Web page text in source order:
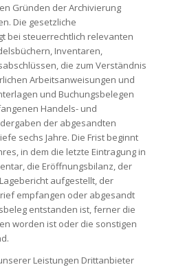
Gründen der Archivierung
Die gesetzliche
bei steuerrechtlich relevanten
Inventaren,
die zum Verständnis
Arbeitsanweisungen und
und Buchungsbelegen
Handels- und
der abgesandten
sechs Jahre. Die Frist beginnt
in dem die letzte Eintragung in
die Eröffnungsbilanz, der
aufgestellt, der
empfangen oder abgesandt
entstanden ist, ferner die
worden ist oder die sonstigen
Leistungen Drittanbieter